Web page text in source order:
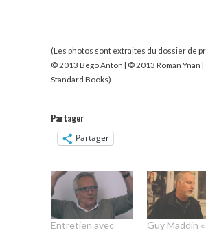
(Les photos sont extraites du dossier de
© 2013 Bego Anton | © 2013 Román Yñan
Standard Books)
Partager
Partager
Entretien avec
Guy Maddin «